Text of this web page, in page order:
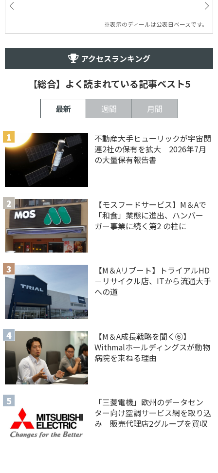
※表示のディールは公表日ベースです。
アクセスランキング
【総合】よく読まれている記事ベスト5
最新 週間 月間
不動産大手ヒューリックが宇宙関
連2社の保有を拡大 2026年7月
の大量保有報告書
【モスフードサービス】M＆Aで
「和食」業態に進出、ハンバー
ガー事業に続く第2 の柱に
【M＆Aリブート】トライアルHD
－リサイクル店、ITから流通大手
への道
【M＆A 成長戦略を聞く⑥】
Withmalホールディングスが動物
病院を束ねる理由
「三菱電機」欧州のデータセン
ター向け空調サービス網を取り込
み 販売代理店2グループを買収